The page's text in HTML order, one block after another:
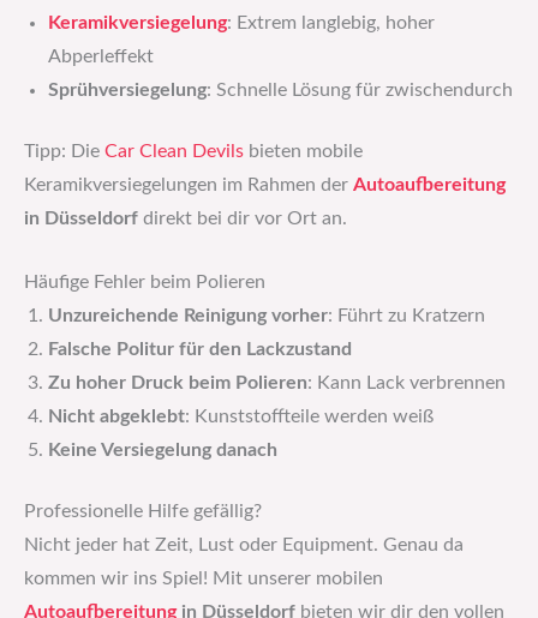
Keramikversiegelung: Extrem langlebig, hoher
Abperleffekt
Sprühversiegelung: Schnelle Lösung für zwischendurch
Tipp: Die Car Clean Devils bieten mobile
Keramikversiegelungen im Rahmen der Autoaufbereitung
in Düsseldorf direkt bei dir vor Ort an.
Häufige Fehler beim Polieren
Unzureichende Reinigung vorher: Führt zu Kratzern
Falsche Politur für den Lackzustand
Zu hoher Druck beim Polieren: Kann Lack verbrennen
Nicht abgeklebt: Kunststoffteile werden weiß
Keine Versiegelung danach
Professionelle Hilfe gefällig?
Nicht jeder hat Zeit, Lust oder Equipment. Genau da
kommen wir ins Spiel! Mit unserer mobilen
Autoaufbereitungin Düsseldorf bieten wir dir den vollen